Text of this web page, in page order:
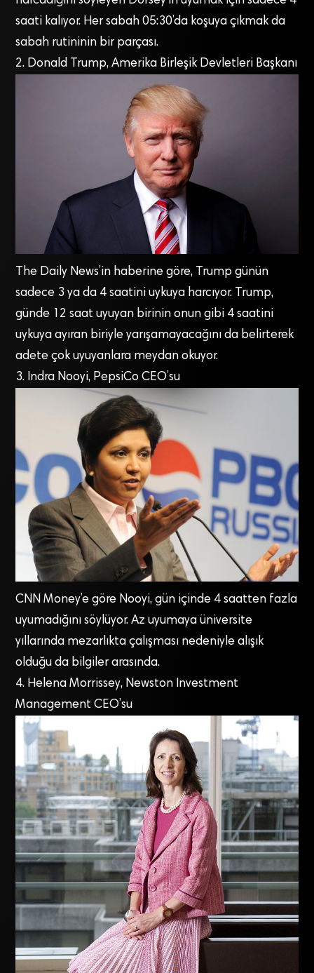
saati kalıyor. Her sabah 05:30’da koşuya çıkmak da
sabah rutininin bir parçası.
2. Donald Trump, Amerika Birleşik Devletleri Başkanı
The Daily News’in haberine göre, Trump günün
sadece 3 ya da 4 saatini uykuya harcıyor. Trump,
günde 12 saat uyuyan birinin onun gibi 4 saatini
uykuya ayıran biriyle yarışamayacağını da belirterek
adete çok uyuyanlara meydan okuyor.
3. Indra Nooyi, PepsiCo CEO’su
CNN Money’e göre Nooyi, gün içinde 4 saatten fazla
uyumadığını söylüyor. Az uyumaya üniversite
yıllarında mezarlıkta çalışması nedeniyle alışık
olduğu da bilgiler arasında.
4. Helena Morrissey, Newston Investment
Management CEO’su